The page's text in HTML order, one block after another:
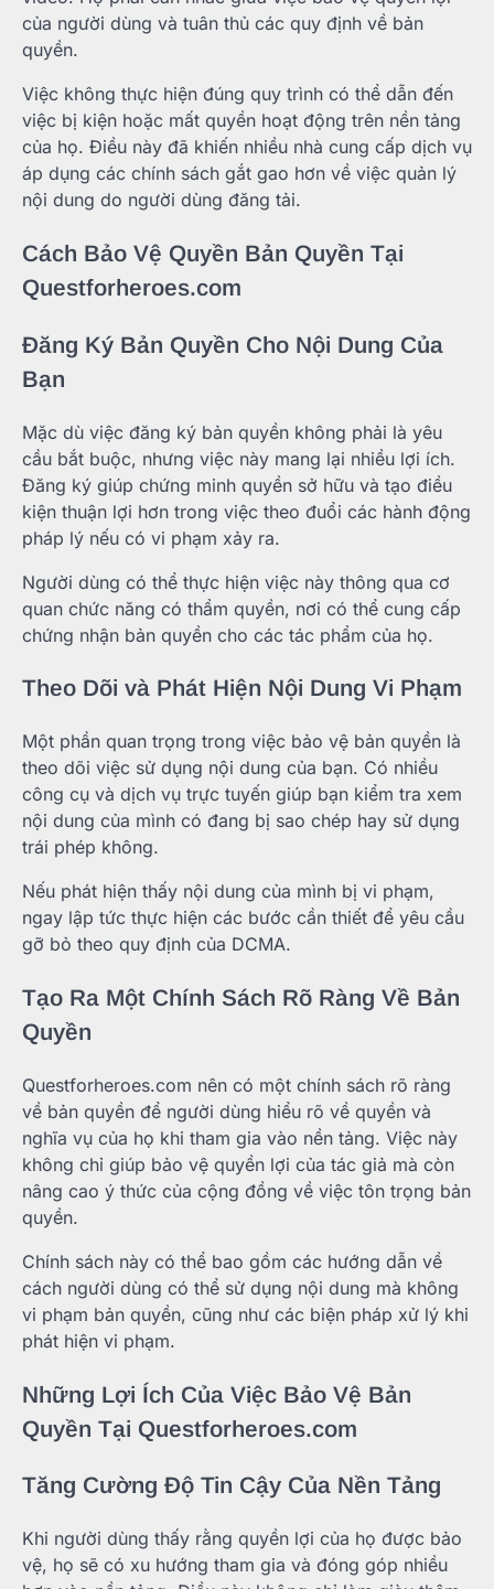
của người dùng và tuân thủ các quy định về bản
quyền.
Việc không thực hiện đúng quy trình có thể dẫn đến
việc bị kiện hoặc mất quyền hoạt động trên nền tảng
của họ. Điều này đã khiến nhiều nhà cung cấp dịch vụ
áp dụng các chính sách gắt gao hơn về việc quản lý
nội dung do người dùng đăng tải.
Cách Bảo Vệ Quyền Bản Quyền Tại
Questforheroes.com
Đăng Ký Bản Quyền Cho Nội Dung Của
Bạn
Mặc dù việc đăng ký bản quyền không phải là yêu
cầu bắt buộc, nhưng việc này mang lại nhiều lợi ích.
Đăng ký giúp chứng minh quyền sở hữu và tạo điều
kiện thuận lợi hơn trong việc theo đuổi các hành động
pháp lý nếu có vi phạm xảy ra.
Người dùng có thể thực hiện việc này thông qua cơ
quan chức năng có thẩm quyền, nơi có thể cung cấp
chứng nhận bản quyền cho các tác phẩm của họ.
Theo Dõi và Phát Hiện Nội Dung Vi Phạm
Một phần quan trọng trong việc bảo vệ bản quyền là
theo dõi việc sử dụng nội dung của bạn. Có nhiều
công cụ và dịch vụ trực tuyến giúp bạn kiểm tra xem
nội dung của mình có đang bị sao chép hay sử dụng
trái phép không.
Nếu phát hiện thấy nội dung của mình bị vi phạm,
ngay lập tức thực hiện các bước cần thiết để yêu cầu
gỡ bỏ theo quy định của DCMA.
Tạo Ra Một Chính Sách Rõ Ràng Về Bản
Quyền
Questforheroes.com nên có một chính sách rõ ràng
về bản quyền để người dùng hiểu rõ về quyền và
nghĩa vụ của họ khi tham gia vào nền tảng. Việc này
không chỉ giúp bảo vệ quyền lợi của tác giả mà còn
nâng cao ý thức của cộng đồng về việc tôn trọng bản
quyền.
Chính sách này có thể bao gồm các hướng dẫn về
cách người dùng có thể sử dụng nội dung mà không
vi phạm bản quyền, cũng như các biện pháp xử lý khi
phát hiện vi phạm.
Những Lợi Ích Của Việc Bảo Vệ Bản
Quyền Tại Questforheroes.com
Tăng Cường Độ Tin Cậy Của Nền Tảng
Khi người dùng thấy rằng quyền lợi của họ được bảo
vệ, họ sẽ có xu hướng tham gia và đóng góp nhiều